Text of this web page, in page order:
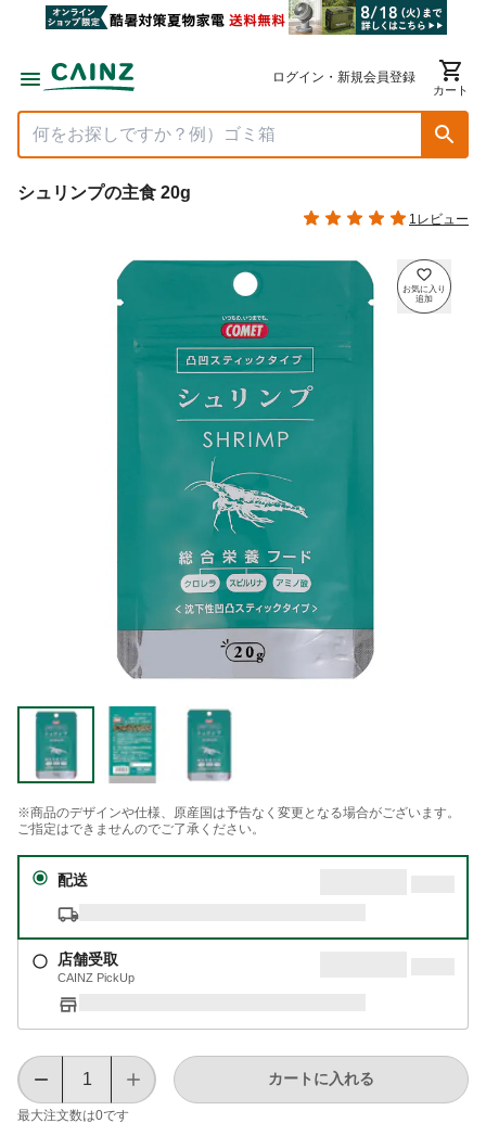
ログイン・新規会員登録
カート
シュリンプの主食 20g
1レビュー
※商品のデザインや仕様、原産国は予告なく変更となる場合がございます。
ご指定はできませんのでご了承ください。
配送
店舗受取
CAINZ PickUp
最大注文数は0です
カートに入れる